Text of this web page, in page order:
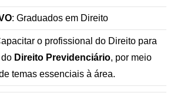
: Graduados em Direito
o profissional do Direito para
Direito Previdenciário, por meio
temas essenciais à área.